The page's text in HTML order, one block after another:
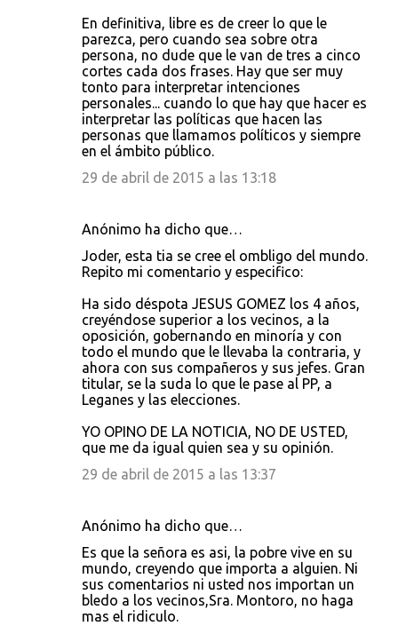
En definitiva, libre es de creer lo que le
parezca, pero cuando sea sobre otra
persona, no dude que le van de tres a cinco
cortes cada dos frases. Hay que ser muy
tonto para interpretar intenciones
personales... cuando lo que hay que hacer es
interpretar las políticas que hacen las
personas que llamamos políticos y siempre
en el ámbito público.
29 de abril de 2015 a las 13:18
Anónimo ha dicho que…
Joder, esta tia se cree el ombligo del mundo.
Repito mi comentario y especifico:
Ha sido déspota JESUS GOMEZ los 4 años,
creyéndose superior a los vecinos, a la
oposición, gobernando en minoría y con
todo el mundo que le llevaba la contraria, y
ahora con sus compañeros y sus jefes. Gran
titular, se la suda lo que le pase al PP, a
Leganes y las elecciones.
YO OPINO DE LA NOTICIA, NO DE USTED,
que me da igual quien sea y su opinión.
29 de abril de 2015 a las 13:37
Anónimo ha dicho que…
Es que la señora es asi, la pobre vive en su
mundo, creyendo que importa a alguien. Ni
sus comentarios ni usted nos importan un
bledo a los vecinos,Sra. Montoro, no haga
mas el ridiculo.